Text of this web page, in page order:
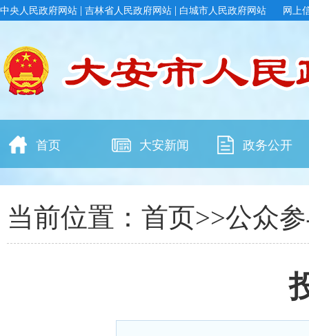
中央人民政府网站 | 吉林省人民政府网站 | 白城市人民政府网站 网上
首页 大安新闻 政务公开
当前位置： 首页>>公众